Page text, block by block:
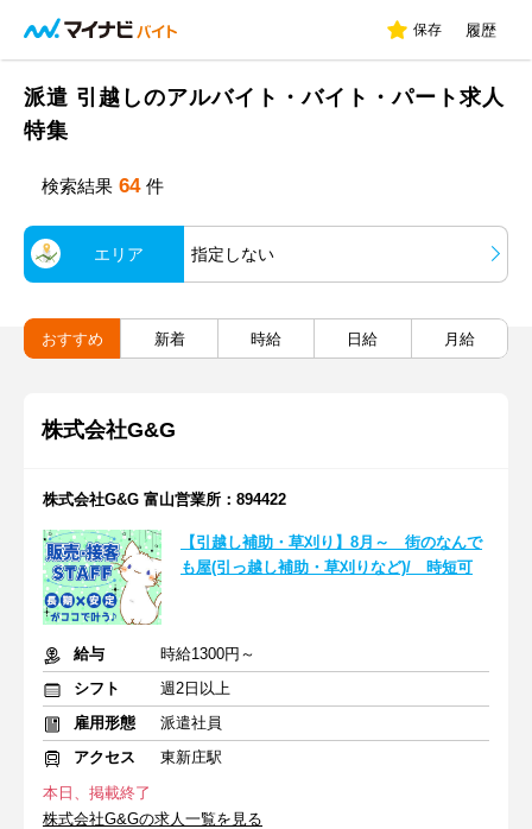
保存 履歴
派遣 引越しのアルバイト・バイト・パート求人
特集
検索結果 64 件
エリア 指定しない
おすすめ 新着 時給 日給 月給
株式会社G&G
株式会社G&G 富山営業所：894422
【引越し補助・草刈り】8月～ 街のなんで
も屋(引っ越し補助・草刈りなど)/ 時短可
給与
時給1300円～
シフト
週2日以上
雇用形態
派遣社員
アクセス
東新庄駅
本日、掲載終了
株式会社G&Gの求人一覧を見る